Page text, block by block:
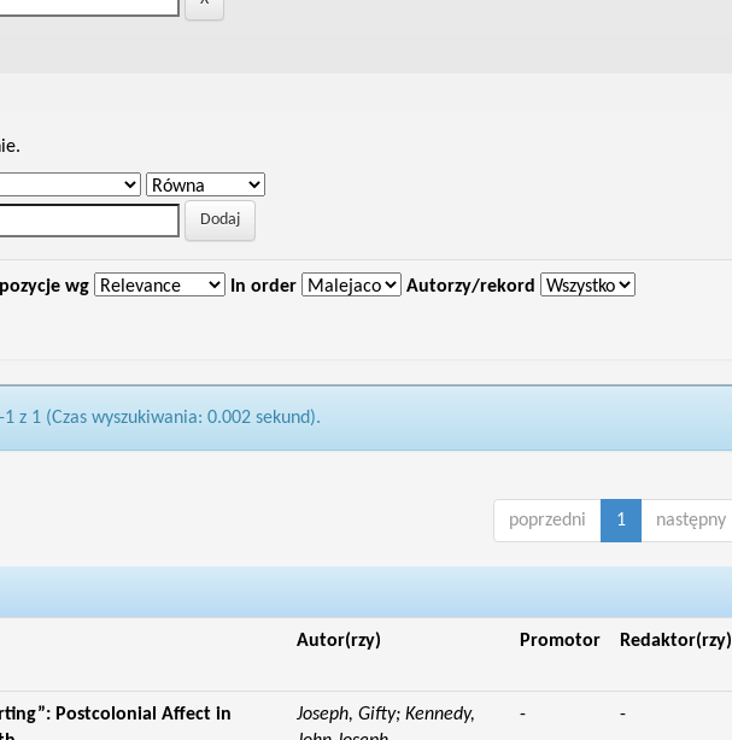
wg In order Autorzy/rekord
z 1 (Czas wyszukiwania: 0.002 sekund).
poprzedni 1 następny
Autor(rzy) Promotor Redaktor(rzy)
Postcolonial Affect in
Joseph, Gifty; Kennedy,
- -